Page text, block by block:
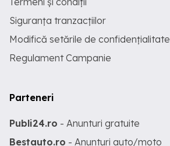
Siguranța tranzacțiilor
Modifică setările de confidențialitate
Regulament Campanie
Parteneri
Publi24.ro - Anunturi gratuite
Bestauto.ro - Anunturi auto/moto